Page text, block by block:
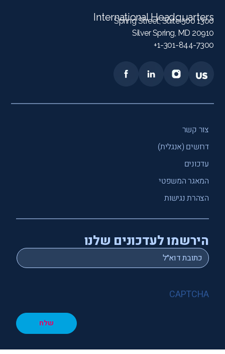
International Headquarters
1300 Spring Street, Suite 500
Silver Spring, MD 20910
1-301-844-7300+
צור קשר
דרושים (אנגלית)
עדכונים
המאגר המשפטי
הצהרת נגישות
הירשמו לעדכונים שלנו
Email
*
CAPTCHA
שלח